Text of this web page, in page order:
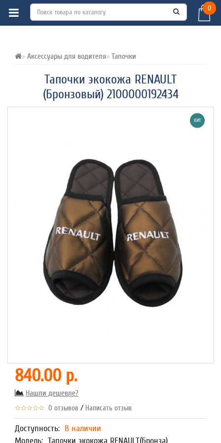
0
Аксессуары для водителя Тапочки
Тапочки экокожа RENAULT
(Бронзовый) 2100000192434
ВСЕ О ТОВАРЕ ХАРАКТЕРИСТИКИ
ХИТ
840.00 р.
Нашли дешевле?
0 отзывов / Написать отзыв
Доступность: В наличии
Модель: Тапочки экокожа RENAULT(Бронза)